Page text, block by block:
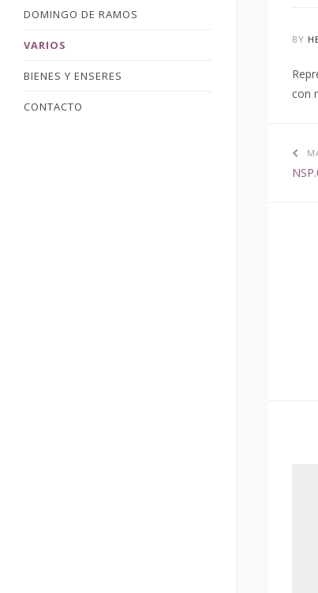
DOMINGO DE RAMOS
VARIOS
BIENES Y ENSERES
CONTACTO
BY
con